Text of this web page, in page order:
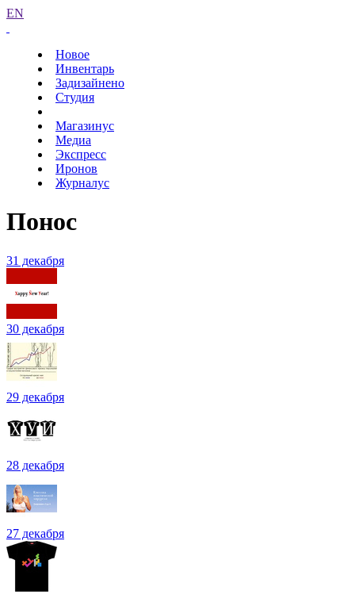
EN
Новое
Инвентарь
Задизайнено
Студия
Магазинус
Медиа
Экспресс
Иронов
Журналус
Понос
31 декабря
30 декабря
29 декабря
28 декабря
27 декабря